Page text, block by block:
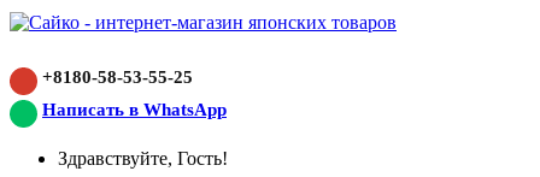
+8180-58-53-55-25
Написать в WhatsApp
Здравствуйте, Гость!